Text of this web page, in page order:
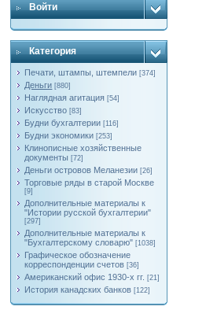
Войти
Категория
Печати, штампы, штемпели [374]
Деньги [880]
Наглядная агитация [54]
Искусство [83]
Будни бухгалтерии [116]
Будни экономики [253]
Клинописные хозяйственные
документы [72]
Деньги островов Меланезии [26]
Торговые ряды в старой Москве
[9]
Дополнительные материалы к
"Истории русской бухгалтерии"
[297]
Дополнительные материалы к
"Бухгалтерскому словарю" [1038]
Графическое обозначение
корреспонденции счетов [36]
Американский офис 1930-х гг. [21]
История канадских банков [122]